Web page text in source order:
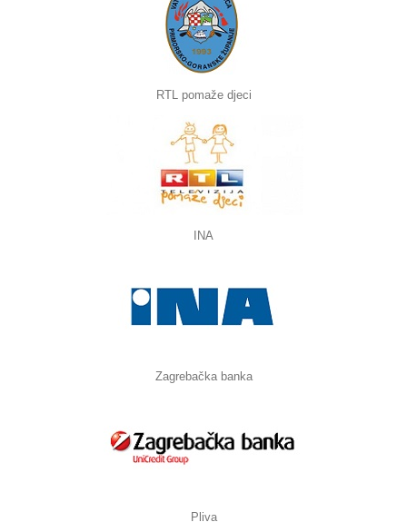
RTL pomaže djeci
INA
Zagrebačka banka
Pliva